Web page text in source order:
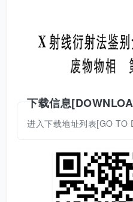
下载信息
进入下载地址列表[GO TO